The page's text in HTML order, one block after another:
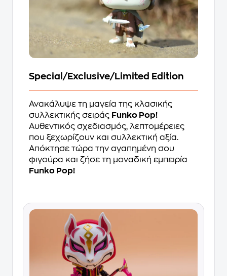
Special/Exclusive/Limited Edition
Ανακάλυψε τη μαγεία της κλασικής
συλλεκτικής σειράς Funko Pop!
Αυθεντικός σχεδιασμός, λεπτομέρειες
που ξεχωρίζουν και συλλεκτική αξία.
Απόκτησε τώρα την αγαπημένη σου
φιγούρα και ζήσε τη μοναδική εμπειρία
Funko Pop!